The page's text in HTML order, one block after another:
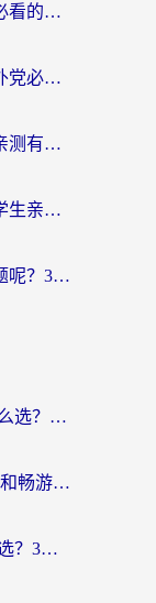
如何在海外看奥运会？海外华人必看的体育赛事直播终极指南
国外网络无法登陆国内网页？海外党必看：选对回国加速器实现无缝访问
优酷地域限制怎么解锁？海外党亲测有效的追剧自由指南
海外可以看好看视频吗知乎？留学生亲测有效的回国追剧解决方案
海外看腾讯视频怎么解决版权问题呢？3步让你轻松解锁国内影视自由
海外党必看：iPhone VPN 回国怎么选？一篇搞定无缝访问国内资源
海外党必看：MalusVPN好用吗？和畅游VPN对比哪个回国效果更好？附穿梭飞鱼神龟真实体验
海外党必看：回国VPN APK怎么选？3步教你无缝刷国内剧玩国服